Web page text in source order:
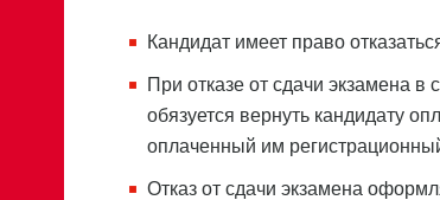
Кандидат имеет право
При отказе от сдачи экзамена
обязуется вернуть кандидату
оплаченный им
Отказ от сдачи экзамена